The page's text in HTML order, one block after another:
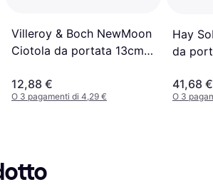
Villeroy & Boch NewMoon
Ciotola da portata 13cm
12,88 €
O 3 pagamenti di 4,29 €
Hay
da
41,68 €
O 3